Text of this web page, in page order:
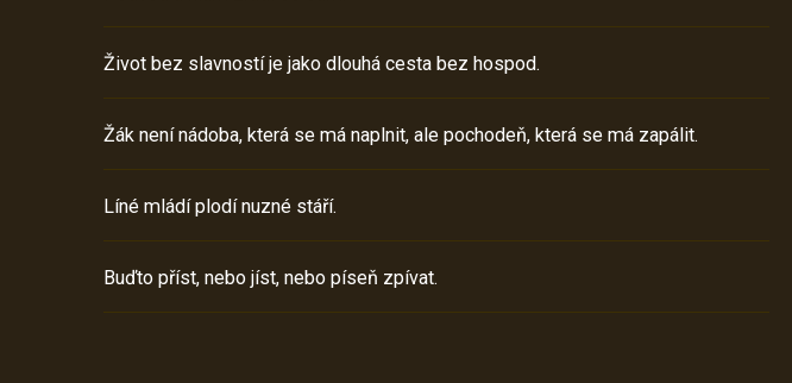
Život bez slavností je jako dlouhá cesta bez hospod.
Žák není nádoba, která se má naplnit, ale pochodeň, která se má zapálit.
Líné mládí plodí nuzné stáří.
Buďto příst, nebo jíst, nebo píseň zpívat.